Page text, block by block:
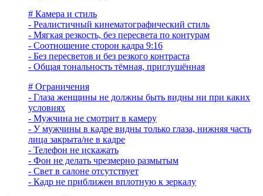
# Камера и стиль
- Реалистичный кинематографический стиль
- Мягкая резкость, без пересвета по контурам
- Соотношение сторон кадра 9:16
- Без пересветов и без резкого контраста
- Общая тональность тёмная, приглушённая
# Ограничения
- Глаза женщины не должны быть видны ни при каких
условиях
- Мужчина не смотрит в камеру
- У мужчины в кадре видны только глаза, нижняя часть
лица закрыта/не в кадре
- Телефон не искажать
- Фон не делать чрезмерно размытым
- Свет в салоне отсутствует
- Кадр не приближен вплотную к зеркалу